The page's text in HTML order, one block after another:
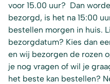
voor 15.00 uur? Dan
bezorgd, is het na 15:00
bestellen morgen in huis.
bezorgdatum? Kies dan
en wij bezorgen de rozen
je nog vragen of wil je
het beste kan bestellen?